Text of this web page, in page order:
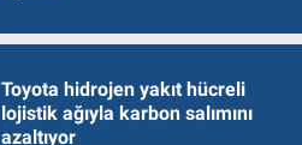
Toyota hidrojen yakıt hücreli
lojistik ağıyla karbon salımını
azaltıyor